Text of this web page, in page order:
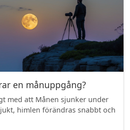
en månuppgång?
med att Månen sjunker under
himlen förändras snabbt och